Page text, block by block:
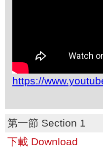
https://
第一節 Section 1
下載 Download